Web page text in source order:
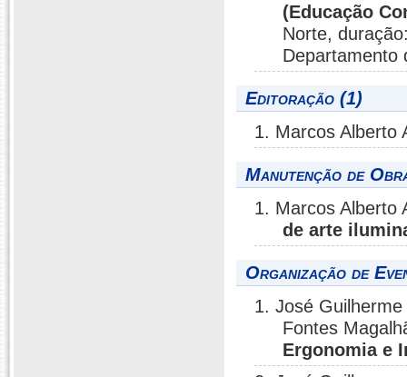
(Educação
Norte,
Departamento
Editoração (1)
1. Marcos Alberto
Manutenção de
1. Marcos Alberto
de arte
Organização de
1. José
Fontes
Ergonomia e